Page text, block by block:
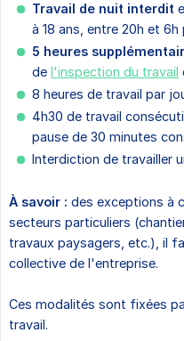
Travail de nuit interdit
à 18 ans, entre 20h et 6h
5 heures
de l'inspection du travail
8 heures de travail par
4h30 de travail
pause de 30 minutes
Interdiction de travailler
À savoir : des exceptions à
secteurs particuliers
travaux paysagers, etc.), il
collective de l'entreprise.
Ces modalités sont fixées
travail.